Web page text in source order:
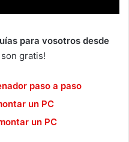
para vosotros desde
son gratis!
paso a paso
un PC
un PC